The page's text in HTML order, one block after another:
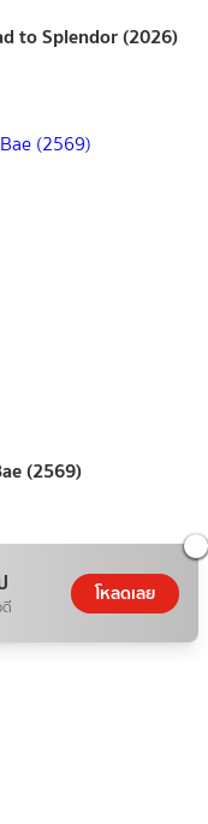
to Splendor (2026)
(2569)
โหลดเลย